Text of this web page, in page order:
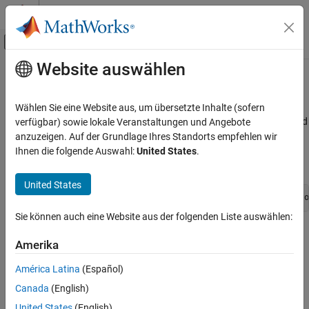
Weiter zum Inhalt
Umschaltung für Off-Canvas-
Startseite der Dokumentation
Author Block Algorithms
Author Blocks Using C/C++
Configure C/C++ S-Function Features
ssGetDWorkRTWIdentifier
Syntax
Arguments
Hauptinhalt
ssGetDWorkRTWIdentifier
Get the identifier used to declare a DWork vector in code generated
from the associated S-function
char_T *ssGetDWorkRTWIdentifier(SimStruct *S, int_T
SimStruct that represents an
vector
Website auswählen
Wählen Sie eine Website aus, um übersetzte Inhalte (sofern
verfügbar) sowie lokale Veranstaltungen und Angebote
anzuzeigen. Auf der Grundlage Ihres Standorts empfehlen wir
Ihnen die folgende Auswahl:United States.
United States
Sie können auch eine Website aus der folgenden Liste auswählen:
Amerika
América Latina (Español)
Canada (English)